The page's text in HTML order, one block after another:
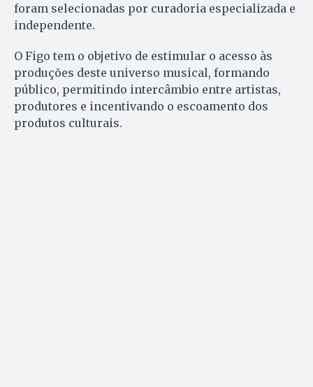
foram selecionadas por curadoria especializada e
independente.
O Figo tem o objetivo de estimular o acesso às
produções deste universo musical, formando
público, permitindo intercâmbio entre artistas,
produtores e incentivando o escoamento dos
produtos culturais.